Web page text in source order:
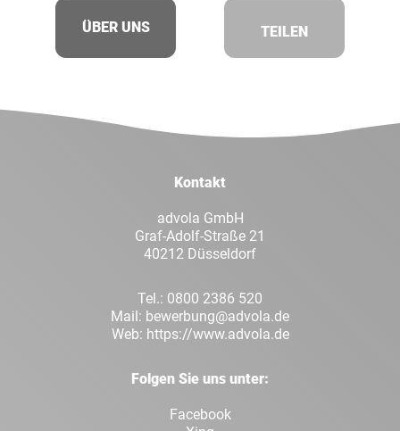
ÜBER UNS TEILEN
Kontakt
advola GmbH
Graf-Adolf-Straße 21
40212 Düsseldorf
Tel.: 0800 2386 520
Mail: bewerbung@advola.de
Web: https://www.advola.de
Folgen Sie uns unter:
Facebook